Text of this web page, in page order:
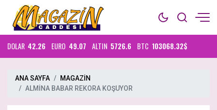
DOLAR 42.26 EURO 49.07 ALTIN 5726.6 BTC 103068.32$
ANA SAYFA
MAGAZİN
ALMİNA BABAR REKORA KOŞUYOR